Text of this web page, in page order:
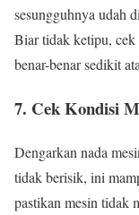
sesungguhnya udah
Biar tidak ketipu,
benar-benar sedikit
7. Cek Kondisi
Dengarkan nada
tidak berisik, ini
pastikan mesin tidak